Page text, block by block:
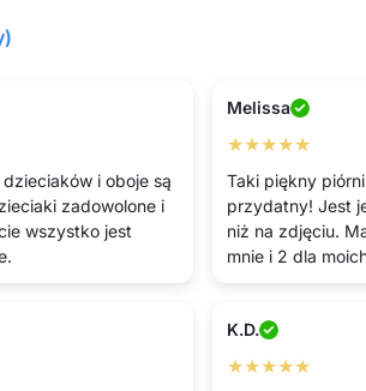
dzieciaków i oboje są
zadowolone i
wszystko jest
Melissa
★★★★★
Taki piękny
przydatny! Jest
niż na zdjęciu.
mnie i 2 dla
K.D.
★★★★★